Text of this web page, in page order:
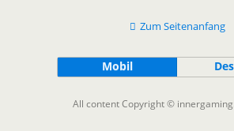
Zum Seitenanfang
Mobil
All content Copyright ©